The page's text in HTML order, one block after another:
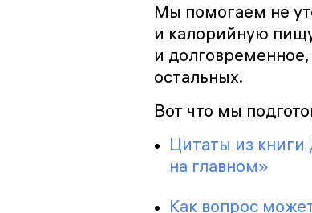
Мы помогаем не
и калорийную
и
остальных.
Вот что мы
Цитаты из
на главном»
Как вопрос